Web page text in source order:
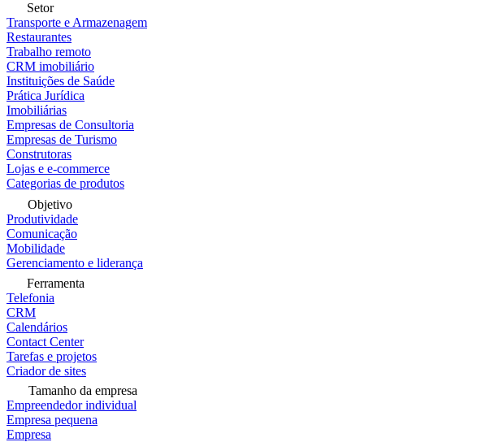
Setor
Transporte e Armazenagem
Restaurantes
Trabalho remoto
CRM imobiliário
Instituições de Saúde
Prática Jurídica
Imobiliárias
Empresas de Consultoria
Empresas de Turismo
Construtoras
Lojas e e-commerce
Categorias de produtos
Objetivo
Produtividade
Comunicação
Mobilidade
Gerenciamento e liderança
Ferramenta
Telefonia
CRM
Calendários
Contact Center
Tarefas e projetos
Criador de sites
Tamanho da empresa
Empreendedor individual
Empresa pequena
Empresa